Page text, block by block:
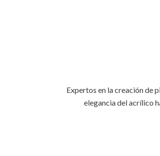
Expertos en la creación de
elegancia del acrílico